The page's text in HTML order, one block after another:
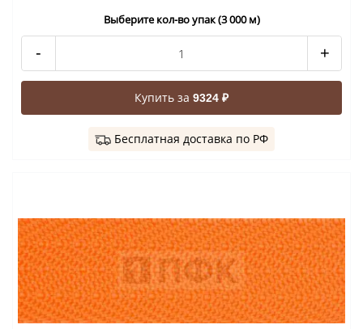
Выберите кол-во упак (3 000 м)
- +
Купить за 9324 ₽
Бесплатная доставка по РФ